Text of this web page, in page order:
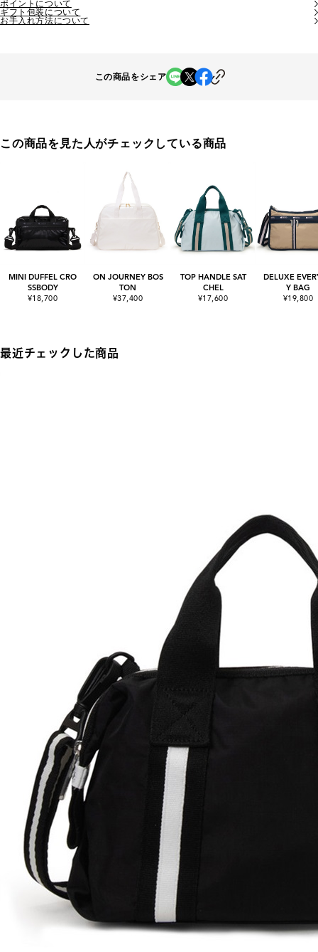
ポイントについて
ギフト包装について
お手入れ方法について
この商品をシェア
この商品を見た人がチェックしている商品
MINI DUFFEL CRO
SSBODY
¥18,700
ON JOURNEY BOS
TON
¥37,400
TOP HANDLE SAT
CHEL
¥17,600
DELUXE
Y BAG
¥19,800
最近チェックした商品